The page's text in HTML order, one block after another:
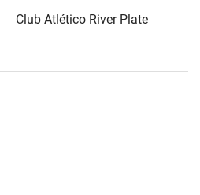
Club Atlético River Plate